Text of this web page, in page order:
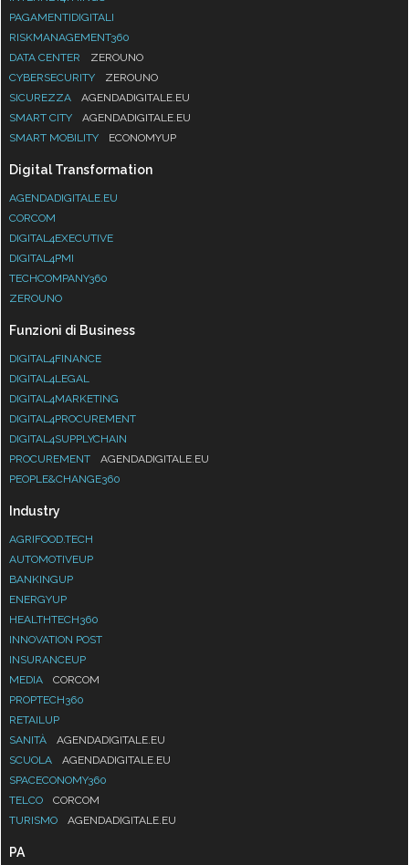
PAGAMENTIDIGITALI
RISKMANAGEMENT360
DATA CENTER
ZEROUNO
CYBERSECURITY
ZEROUNO
SICUREZZA
AGENDADIGITALE.EU
SMART CITY
AGENDADIGITALE.EU
SMART MOBILITY
ECONOMYUP
Digital Transformation
AGENDADIGITALE.EU
CORCOM
DIGITAL4EXECUTIVE
DIGITAL4PMI
TECHCOMPANY360
ZEROUNO
Funzioni di Business
DIGITAL4FINANCE
DIGITAL4LEGAL
DIGITAL4MARKETING
DIGITAL4PROCUREMENT
DIGITAL4SUPPLYCHAIN
PROCUREMENT
AGENDADIGITALE.EU
PEOPLE&CHANGE360
Industry
AGRIFOOD.TECH
AUTOMOTIVEUP
BANKINGUP
ENERGYUP
HEALTHTECH360
INNOVATION POST
INSURANCEUP
MEDIA
CORCOM
PROPTECH360
RETAILUP
SANITÀ
AGENDADIGITALE.EU
SCUOLA
AGENDADIGITALE.EU
SPACECONOMY360
TELCO
CORCOM
TURISMO
AGENDADIGITALE.EU
PA